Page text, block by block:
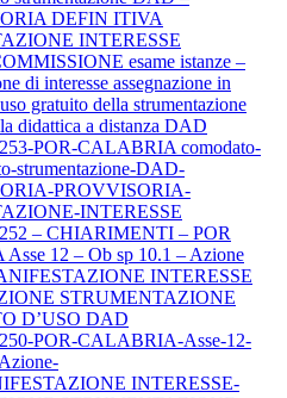
DEFIN ITIVA
INTERESSE
esame istanze –
di interesse assegnazione in
gratuito della strumentazione
didattica a distanza DAD
POR-CALABRIA comodato-
strumentazione-DAD-
PROVVISORIA-
INTERESSE
– CHIARIMENTI – POR
12 – Ob sp 10.1 – Azione
INTERESSE
STRUMENTAZIONE
D’USO DAD
POR-CALABRIA-Asse-12-
INTERESSE-